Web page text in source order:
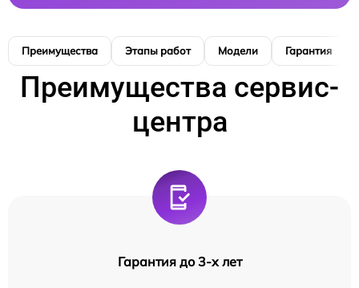
Преимущества Этапы работ Модели Гарантия
Преимущества сервис-
центра
Гарантия до 3-х лет